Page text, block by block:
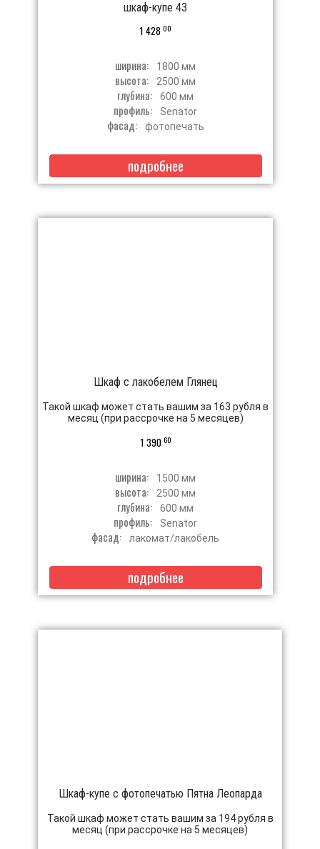
шкаф-купе 43
1 42800
ширина: 1800 мм
высота: 2500 мм
глубина: 600 мм
профиль: Senator
фасад: фотопечать
подробнее
Шкаф с лакобелем Глянец
Такой шкаф может стать вашим за 163 рубля в
месяц (при рассрочке на 5 месяцев)
1 390 60
ширина: 1500 мм
высота: 2500 мм
глубина: 600 мм
профиль: Senator
фасад: лакомат/лакобель
подробнее
Шкаф-купе с фотопечатью Пятна Леопарда
Такой шкаф может стать вашим за 194 рубля в
месяц (при рассрочке на 5 месяцев)